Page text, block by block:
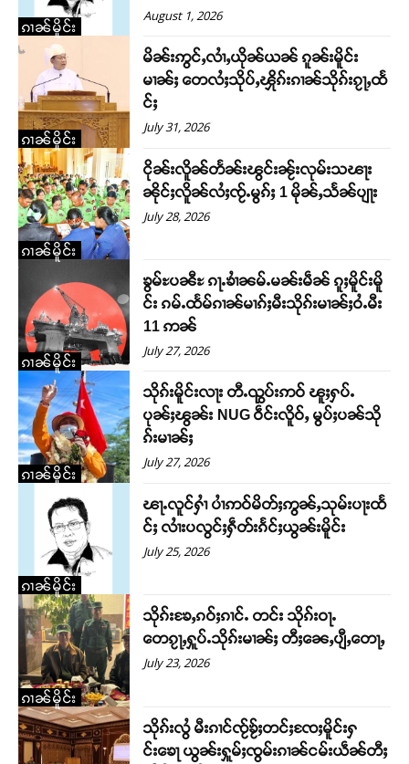
Support SHAN
တႃႇႁႂ်ႈသဵင်ၵၢင်ၸႂ်ၵူၼ်းမိူင်း ၵူႈတီႈၵူႈလႅၼ်ပေႃးတေၸွ
တ်ႇ တူဝ်ႈလုမ်ႈၾႃႉၼၼ်ႉ ၶဝ်ႈႁူမ်ႈၵမ်ႉထႅမ် ၸုမ်းၶၢ
ဝ်ႇၽူႈတွႆႇႁွၵ်ႈ လႆႈယူႇၶႃႈဢေႃႈ။
Donate Now
ၵၢၼ်မိူင်း
August 1, 2026
ၵၢၼ်မိူင်း
မိၼ်းဢွင်ႇလၢႆႇယိုၼ်ယၼ် ၵူၼ်းမိူင်း
မၢၼ်ႈ တေလႆႈသိုပ်ႇၾိုၵ်းၵၢၼ်သိုၵ်းၵႂႃႇထႅ
င်ႈ
July 31, 2026
ၵၢၼ်မိူင်း
ငိုၼ်းလိူၼ်တႅၼ်းၽွင်းၼႂ်းလုမ်းသၽႃး
ၼိုင်ႈလိူၼ်လႆႈၸႂ်ႉမွၵ်ႈ 1 မိုၼ်ႇသႅၼ်ပျႃး
July 28, 2026
ၵၢၼ်မိူင်း
ၶွမ်ႊပၼီႊ ၵႃႉၶၢႆၼမ်ႉမၼ်းမဵၼ် ၵူႈမိူင်းမိူ
င်း ၵမ်ႉထႅမ်ၵၢၼ်မၢၵ်ႈမီးသိုၵ်းမၢၼ်ႈဝႆႉမီး
11 ဢၼ်
July 27, 2026
ၵၢၼ်မိူင်း
သိုၵ်းမိူင်းလႃး တီႉၺွပ်းဢဝ် ၽူႈႁပ်ႉ
ပုၼ်ႈၽွၼ်း NUG ဝဵင်းလိူဝ်ႇ မွပ်ႈပၼ်သို
ၵ်းမၢၼ်ႈ
July 27, 2026
ၵၢၼ်မိူင်း
ၽႃႉလူင်ႁၢႆ ပၢႆဢဝ်မိတ်ႈဢွၼ်ႇသုမ်းပႃးထႅ
င်ႈ လၢႆးပလွင်ႈႁဵတ်းၵႅင်ႈယွၼ်းမိူင်း
July 25, 2026
ၵၢၼ်မိူင်း
သိုၵ်းၶႄႇၵဝ်ႈၵၢင်ႉ တင်း သိုၵ်းဝႃႉ
တေၵႂႃႇႁူပ်ႉသိုၵ်းမၢၼ်ႈ တီႈၼေႇပျီႇတေႃႇ
July 23, 2026
သိုၵ်းလွႆ မီးၵၢင်ၸႂ်ၶႂ်ႈတင်ႈၸႄႈမိူင်းႁ
င်းၶေႃ ယွၼ်းႁူမ်ႈၸွမ်းၵၢၼ်ငမ်းယဵၼ်တီႈ